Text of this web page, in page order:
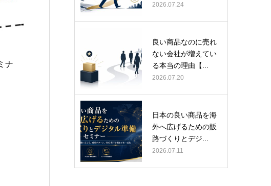
ナ
2026.07.24
良い商品なのに売れ
ない会社が増えてい
る本当の理由【...
2026.07.20
日本の良い商品を海
外へ広げるための販
路づくりとデジ...
2026.07.11